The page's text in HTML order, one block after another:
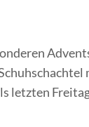
letzten